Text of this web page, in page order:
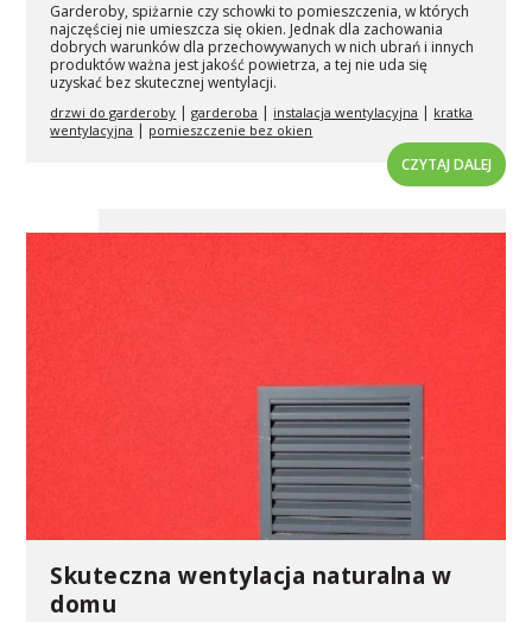
Garderoby, spiżarnie czy schowki to pomieszczenia, w których
najczęściej nie umieszcza się okien. Jednak dla zachowania
dobrych warunków dla przechowywanych w nich ubrań i innych
produktów ważna jest jakość powietrza, a tej nie uda się
uzyskać bez skutecznej wentylacji.
drzwi do garderoby |garderoba instalacja wentylacyjna
kratka
wentylacyjna
pomieszczenie bez okien
CZYTAJ DALEJ
Skuteczna wentylacja naturalna w
domu